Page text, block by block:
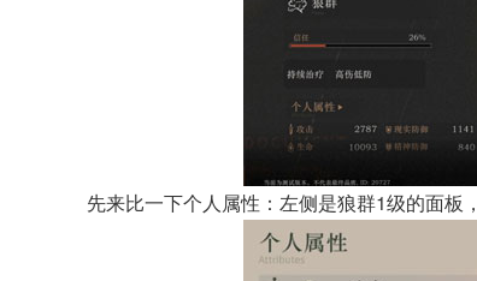
先来比一下个人属性：左侧是狼群1级的面板